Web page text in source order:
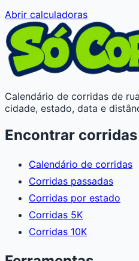
Abrir calculadoras
Calendário de corridas de
cidade, estado, data e
Encontrar corridas
Calendário de corridas
Corridas passadas
Corridas por estado
Corridas 5K
Corridas 10K